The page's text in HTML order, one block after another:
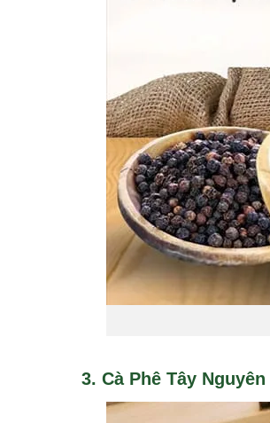
3. Cà Phê Tây Nguyên